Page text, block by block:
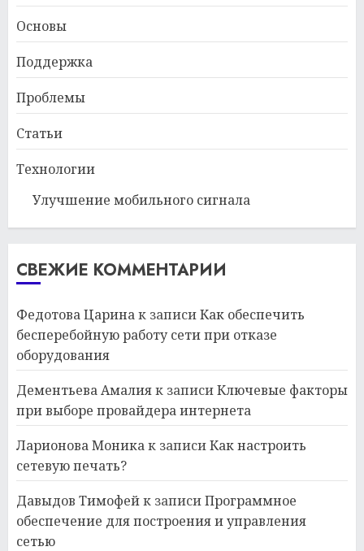
Основы
Поддержка
Проблемы
Статьи
Технологии
Улучшение мобильного сигнала
СВЕЖИЕ КОММЕНТАРИИ
Федотова Царинак записиКак обеспечить
бесперебойную работу сети при отказе
оборудования
Дементьева Амалияк записиКлючевые факторы
при выборе провайдера интернета
Ларионова Моникак записиКак настроить
сетевую печать?
Давыдов Тимофейк записиПрограммное
обеспечение для построения и управления
сетью